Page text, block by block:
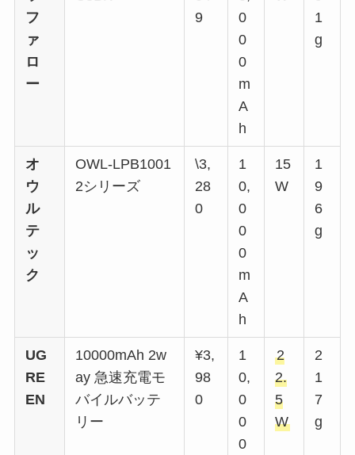
フ
ァ
ロ
ー
9
0
0
0
m
A
h
1
g
オ
ウ
ル
テ
ッ
ク
OWL-LPB1001
2シリーズ
\3,
28
0
1
0,
0
0
0
m
A
h
15
W
1
9
6
g
UG
RE
EN
10000mAh 2w
ay 急速充電モ
バイルバッテ
リー
¥3,
98
0
1
0,
0
0
0
2
2.
5
W
2
1
7
g